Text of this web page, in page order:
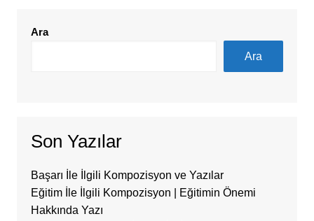
Ara
Ara
Son Yazılar
Başarı İle İlgili Kompozisyon ve Yazılar
Eğitim İle İlgili Kompozisyon | Eğitimin Önemi
Hakkında Yazı